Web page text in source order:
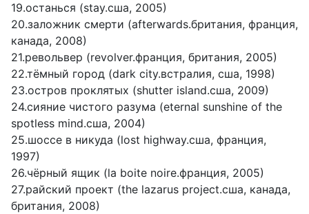
19.останься (stay.сша, 2005)
20.заложник смерти (afterwards.британия, франция,
канада, 2008)
21.револьвер (revolver.франция, британия, 2005)
22.тёмный город (dark city.встралия, сша, 1998)
23.остров проклятых (shutter island.сша, 2009)
24.сияние чистого разума (eternal sunshine of the
spotless mind.сша, 2004)
25.шоссе в никуда (lost highway.сша, франция,
1997)
26.чёрный ящик (la boite noire.франция, 2005)
27.райский проект (the lazarus project.сша, канада,
британия, 2008)